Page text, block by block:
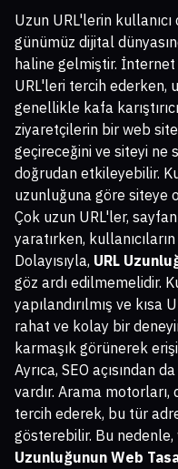
Uzun URL'lerin
günümüz dijital
haline gelmiştir. İnternet
URL'leri tercih ederken,
genellikle kafa
ziyaretçilerin bir web
geçireceğini ve siteyi ne
doğrudan etkileyebilir.
uzunluğuna göre siteye
Çok uzun URL'ler,
yaratırken,
Dolayısıyla, URL
göz ardı edilmemelidir.
yapılandırılmış ve kısa
rahat ve kolay bir
karmaşık görünerek
Ayrıca, SEO açısından
vardır. Arama motorları,
tercih ederek, bu tür
gösterebilir. Bu nedenle,
Uzunluğunun Web